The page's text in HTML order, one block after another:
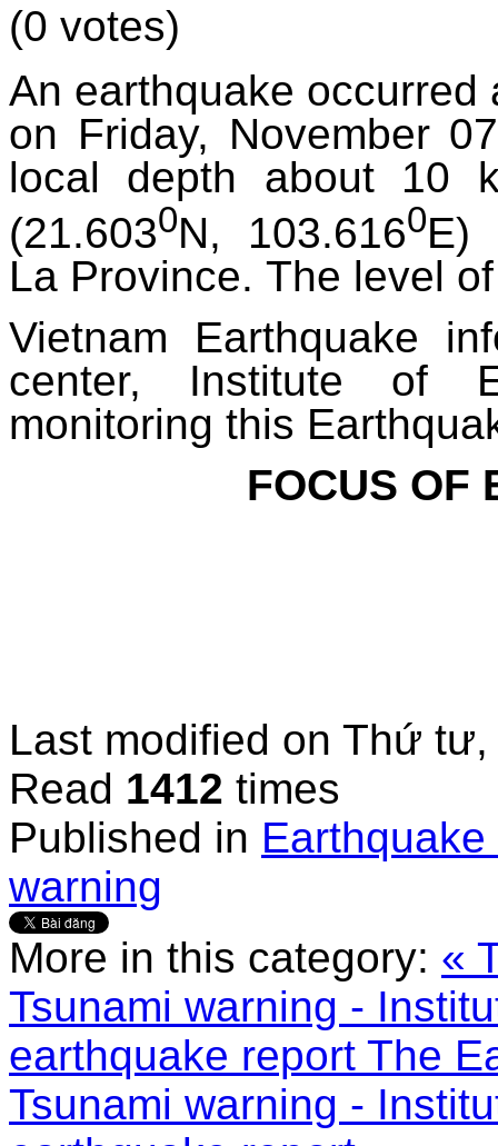
(0 votes)
An earthquake occurred
on Friday, November
local depth about 10
(21.6030N, 103.6160E)
La Province. The level
Vietnam Earthquake
center, Institute of
monitoring this
FOCUS OF
Last modified on Thứ tư,
Read 1412 times
Published in
warning
More in this category: «
Tsunami warning -
earthquake report The
Tsunami warning -